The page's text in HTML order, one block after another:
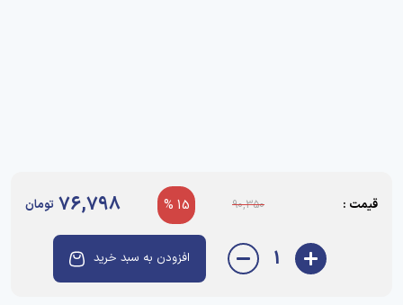
قیمت : 90,350
15 %
76,798 تومان
1 افزودن به سبد خرید